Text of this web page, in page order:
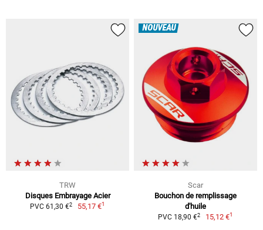
TRW
Disques Embrayage Acier
PVC 61,30 €2 55,17 €1
NOUVEAU
Scar
Bouchon de remplissage
d'huile
PVC 18,90 €2 15,12 €1